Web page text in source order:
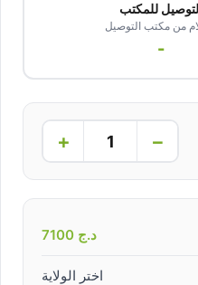
للمكتب
من مكتب التوصيل
-
−
+
د.ج
اختر الولاية